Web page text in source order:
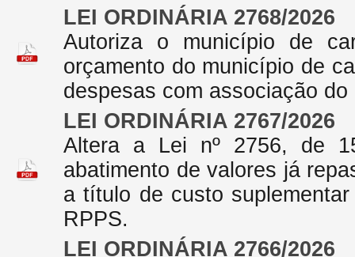
LEI ORDINÁRIA 2768/2026
Autoriza o município de
orçamento do município de
despesas com associação
LEI ORDINÁRIA 2767/2026
Altera a Lei nº 2756, de
abatimento de valores já
a título de custo
RPPS.
LEI ORDINÁRIA 2766/2026